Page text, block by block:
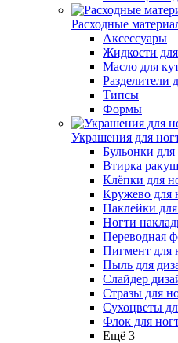
Расходные
Аксессуары
Жидкости
Масло для
Разделители
Типсы
Формы
Украшения для
Бульонки для
Втирка
Клёпки для
Кружево для
Наклейки
Ногти
Переводная
Пигмент для
Пыль для
Слайдер
Стразы для
Сухоцветы
Флок для
Ещё 3